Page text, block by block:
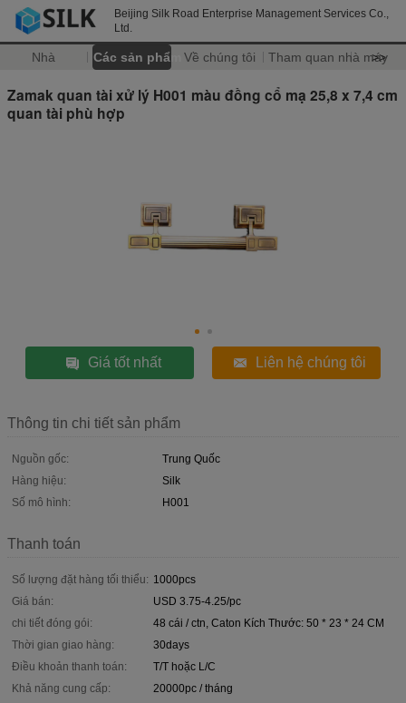
Beijing Silk Road Enterprise Management Services Co.,
Ltd.
Nhà Các sản phẩm Về chúng tôi Tham quan nhà máy
>>
Zamak quan tài xử lý H001 màu đồng cổ mạ 25,8 x 7,4 cm
quan tài phù hợp
Giá tốt nhất Liên hệ chúng tôi
Thông tin chi tiết sản phẩm
Nguồn gốc:
Trung Quốc
Hàng hiệu:
Silk
Số mô hình:
H001
Thanh toán
Số lượng đặt hàng tối thiểu: 1000pcs
Giá bán:
USD 3.75-4.25/pc
chi tiết đóng gói:
48 cái / ctn, Caton Kích Thước: 50 * 23 * 24 CM
Thời gian giao hàng:
30days
Điều khoản thanh toán:
T/T hoặc L/C
Khả năng cung cấp:
20000pc / tháng